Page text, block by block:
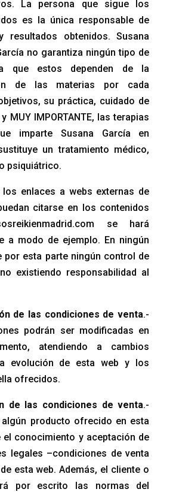
La persona que sigue los
es la única responsable de
resultados obtenidos. Susana
no garantiza ningún tipo de
que estos dependen de la
de las materias por cada
su práctica, cuidado de
MUY IMPORTANTE, las terapias
imparte Susana García en
un tratamiento médico,
psiquiátrico.
enlaces a webs externas de
citarse en los contenidos
se hará
a modo de ejemplo. En ningún
por esta parte ningún control de
existiendo responsabilidad al
de las condiciones de venta.-
podrán ser modificadas en
atendiendo a cambios
evolución de esta web y los
ofrecidos.
de las condiciones de venta.-
producto ofrecido en esta
el conocimiento y aceptación de
legales –condiciones de venta
esta web. Además, el cliente o
por escrito las normas del